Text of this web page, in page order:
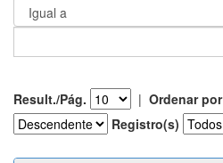
Result./Pág. | Ordenar por
Registro(s)